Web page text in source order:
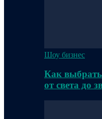
Шоу бизнес
Как
от света до